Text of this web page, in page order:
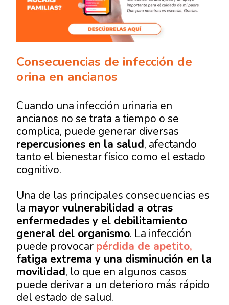
Consecuencias de infección de
orina en ancianos​
Cuando una infección urinaria en
ancianos no se trata a tiempo o se
complica, puede generar diversas
repercusiones en la salud, afectando
tanto el bienestar físico como el estado
cognitivo.
Una de las principales consecuencias es
la mayor vulnerabilidad a otras
enfermedades y el debilitamiento
general del organismo. La infección
puede provocar pérdida de apetito,
fatiga extrema y una disminución en la
movilidad, lo que en algunos casos
puede derivar a un deterioro más rápido
del estado de salud.